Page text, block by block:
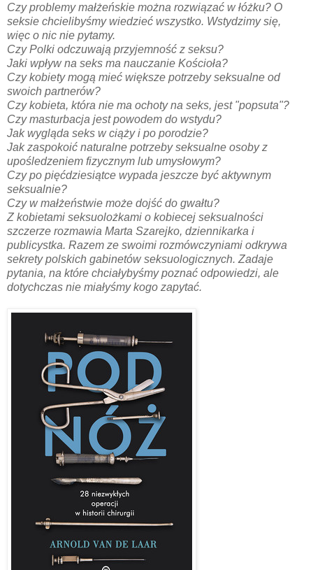
Czy problemy małżeńskie można rozwiązać w łóżku? O
seksie chcielibyśmy wiedzieć wszystko. Wstydzimy się,
więc o nic nie pytamy.
Czy Polki odczuwają przyjemność z seksu?
Jaki wpływ na seks ma nauczanie Kościoła?
Czy kobiety mogą mieć większe potrzeby seksualne od
swoich partnerów?
Czy kobieta, która nie ma ochoty na seks, jest "popsuta"?
Czy masturbacja jest powodem do wstydu?
Jak wygląda seks w ciąży i po porodzie?
Jak zaspokoić naturalne potrzeby seksualne osoby z
upośledzeniem fizycznym lub umysłowym?
Czy po pięćdziesiątce wypada jeszcze być aktywnym
seksualnie?
Czy w małżeństwie może dojść do gwałtu?
Z kobietami seksuolożkami o kobiecej seksualności
szczerze rozmawia Marta Szarejko, dziennikarka i
publicystka. Razem ze swoimi rozmówczyniami odkrywa
sekrety polskich gabinetów seksuologicznych. Zadaje
pytania, na które chciałybyśmy poznać odpowiedzi, ale
dotychczas nie miałyśmy kogo zapytać.